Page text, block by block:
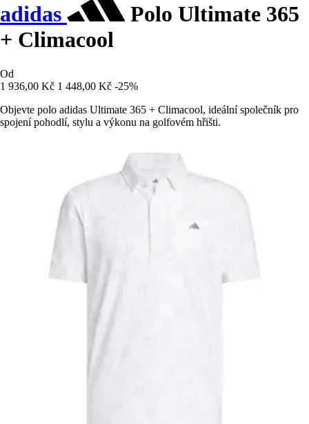
adidas
Polo Ultimate 365
+ Climacool
Od
1 936,00 Kč 1 448,00 Kč -25%
Objevte polo adidas Ultimate 365 + Climacool, ideální společník pro
spojení pohodlí, stylu a výkonu na golfovém hřišti.